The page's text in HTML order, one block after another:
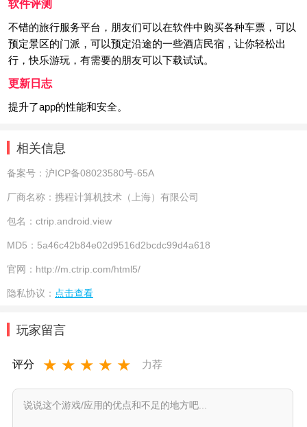
软件评测
不错的旅行服务平台，朋友们可以在软件中购买各种车票，可以
预定景区的门派，可以预定沿途的一些酒店民宿，让你轻松出
行，快乐游玩，有需要的朋友可以下载试试。
更新日志
提升了app的性能和安全。
相关信息
备案号： 沪ICP备08023580号-65A
厂商名称： 携程计算机技术（上海）有限公司
包名： ctrip.android.view
MD5： 5a46c42b84e02d9516d2bcdc99d4a618
官网： http://m.ctrip.com/html5/
隐私协议： 点击查看
玩家留言
评分 ★ ★ ★ ★ ★ 力荐